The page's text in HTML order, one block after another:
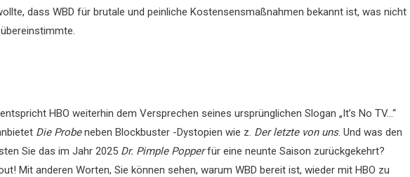
dass WBD für brutale und peinliche Kostensensmaßnahmen bekannt ist, was nicht
HBO weiterhin dem Versprechen seines ursprünglichen Slogan „It’s No TV…“
Die Probeneben Blockbuster -Dystopien wie z. Der letzte von uns. Und was den
Sie das im Jahr 2025 Dr. Pimple Popperfür eine neunte Saison zurückgekehrt?
Mit anderen Worten, Sie können sehen, warum WBD bereit ist, wieder mit HBO zu